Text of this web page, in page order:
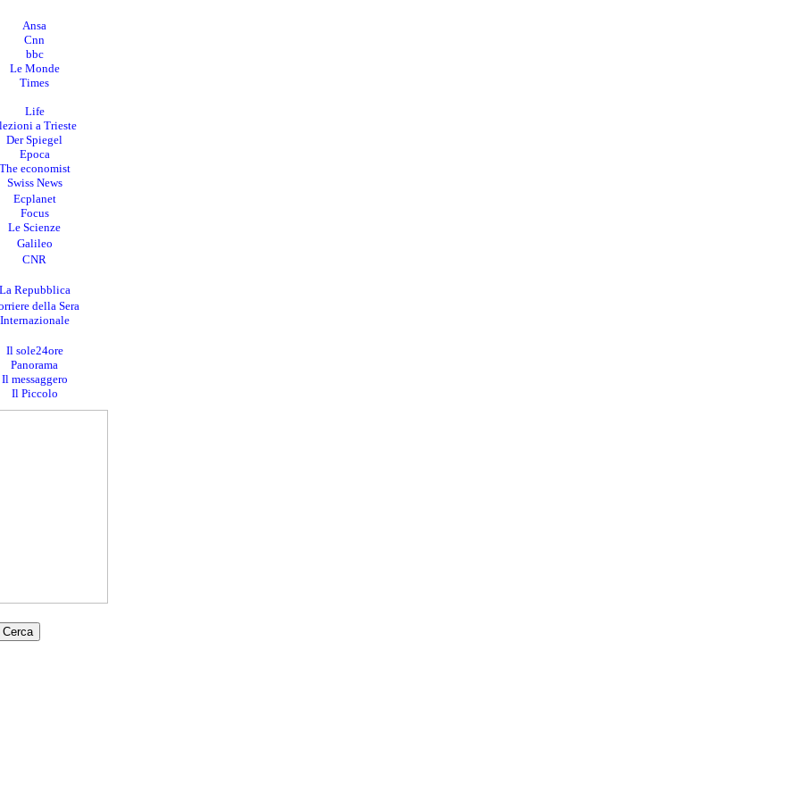
Ansa
Cnn
bbc
Le Monde
Times
Life
a Trieste
Der Spiegel
Epoca
economist
Swiss News
Ecplanet
Focus
Le Scienze
Galileo
CNR
Repubblica
della Sera
Internazionale
Il sole24ore
Panorama
Il messaggero
Il Piccolo